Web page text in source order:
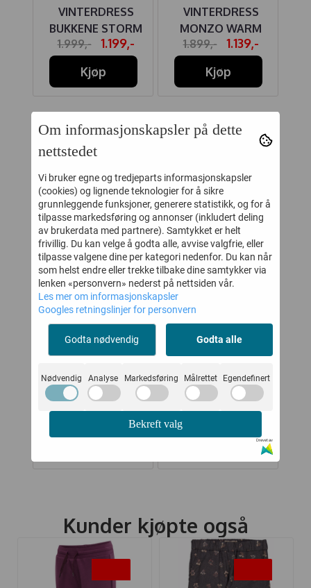
VINTERDRESS
BUKKENE STORM
BLUE
1.999,-
1.199,-
Kjøp
VINTERDRESS
MONZO WARM
ROSE
1.899,-
1.139,-
Kjøp
KUNDER SOM SÅ PÅ DETTE SÅ
50%
KOBBER VEVD
124,-
40%
HELDRESS ULL
TEDDY CAMEL
689,-
Kunder kjøpte også
Om informasjonskapsler på dette
nettstedet
Vi bruker egne og tredjeparts informasjonskapsler
(cookies) og lignende teknologier for å sikre
grunnleggende funksjoner, generere statistikk, og for å
tilpasse markedsføring og annonser (inkludert deling
av brukerdata med partnere). Samtykket er helt
frivillig. Du kan velge å godta alle, avvise valgfrie, eller
tilpasse valgene dine per kategori nedenfor. Du kan når
som helst endre eller trekke tilbake dine samtykker via
lenken «personvern» nederst på nettsiden vår.
Les mer om informasjonskapsler
Googles retningslinjer for personvern
Godta nødvendig Godta alle
Nødvendig Analyse Markedsføring Målrettet Egendefinert
Bekreft valg
Drevet av